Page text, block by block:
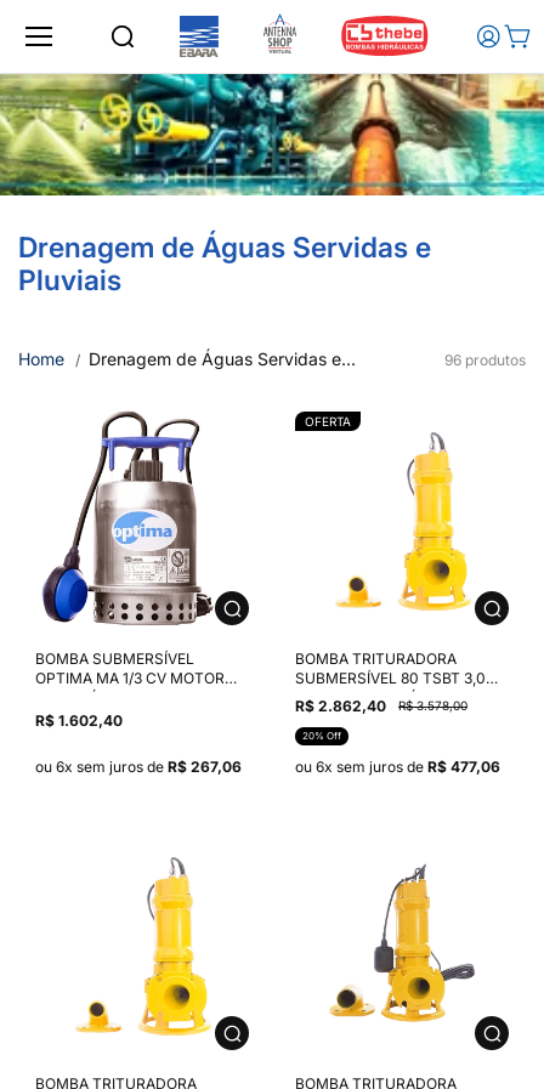
conteúd
Drenagem de Águas Servidas e
Pluviais
Home Drenagem de Águas Servidas e... 96 produtos
BOMBA SUBMERSÍVEL
OPTIMA MA 1/3 CV MOTOR
MONOFÁSICO EBARA IP68
220/230V ROTOR
R$ 1.602,40
ou 6x sem juros de R$ 267,06
OFERTA
BOMBA TRITURADORA
SUBMERSÍVEL 80 TSBT 3,0
CV MOTOR TRIFÁSICO THEBE
220V
R$ 2.862,40 R$ 3.578,00
20% Off
ou 6x sem juros de R$ 477,06
BOMBA TRITURADORA
BOMBA TRITURADORA